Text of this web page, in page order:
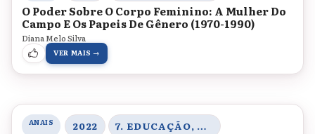
O Poder Sobre O Corpo Feminino: A Mulher Do
Campo E Os Papeis De Gênero (1970-1990)
Diana Melo Silva
VER MAIS →
ANAIS 2022 7. EDUCAÇÃO, CORPO E GÊNERO